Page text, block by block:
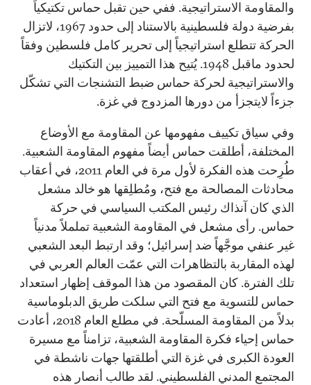
والمقاومة الاستراتيجية. ففي حين تقبل حماس تكتيكياً
بفرضية دولة فلسطينية بالاستناد إلى حدود 1967، لاتزال
الحركة تتطلع استراتيجياً إلى تحرير كامل فلسطين وفقاً
لحدود ماقبل 1948. يُتيح هذا التمييز بين التكتيك
والاستراتيجية لحركة حماس ضبط التشنجات التي تشكّل
جزءاً لايتجزأ من دورها المزدوج في غزة.
وفي سياق تكييف مفهومها عن المقاومة مع الأوضاع
المختلفة، أطلقت حماس أيضاً مفهوم المقاومة الشعبية.
طُرِحت هذه الفكرة لأول مرة في العام 2011، في أعقاب
محادثات المصالحة مع فتح، ومُطلِقها هو خالد مشعل
الذي كان آنذاك رئيس المكتب السياسي في حركة
حماس. رأى مشعل في المقاومة الشعبية تململاً مدنياً
غير عنفي موجَّهاً ضد إسرائيل؛ وقد ارتبط البعد الشعبي
لهذه المقاربة بالتظاهرات التي عمّت العالم العربي في
تلك الفترة. كان المقصود من هذا الموقف إظهار استعداد
حماس للتسوية مع فتح التي سلكت طريق الدبلوماسية
بدلاً من المقاومة المسلّحة. في مطلع العام 2018، أعادت
حماس إحياء فكرة المقاومة الشعبية، تزامناً مع مسيرة
العودة الكبرى في غزة التي أطلقتها جهات ناشطة في
المجتمع المدني الفلسطيني. لقد طالب أنصار هذه